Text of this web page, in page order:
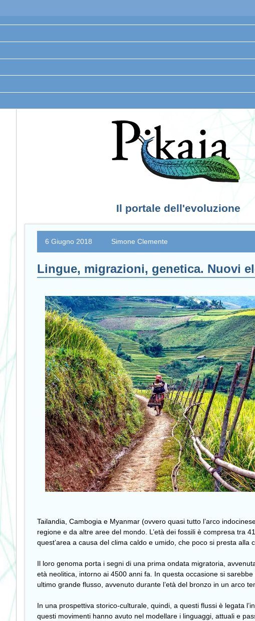
Il portale dell'evoluzione
6 Giugno 2018 Simone Clemente
Lingue, migrazioni, genetica. Nuovi
Tailandia, Cambogia e Myanmar (ovvero quasi tutto l’arco
regione e da altre aree del mondo. L’età dei fossili è compresa tra
quest’area a causa del clima caldo e umido, che poco si presta alla
Il loro genoma porta i segni di una prima ondata migratoria,
età neolitica, intorno ai 4500 anni fa. In questa occasione si
ultimo grande flusso, avvenuto durante l’età del bronzo in un arco
In una prospettiva storico-culturale, quindi, a questi flussi è legata
questi movimenti hanno avuto nel modellare i linguaggi, attuali e